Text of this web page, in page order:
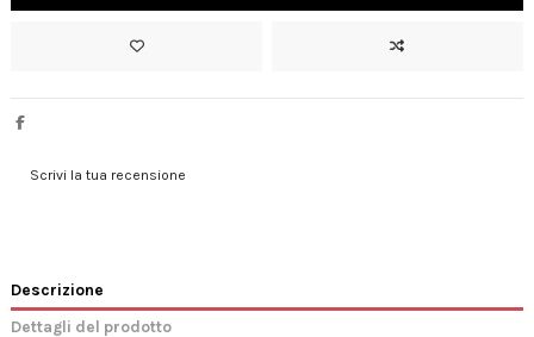
Scrivi la tua recensione
Descrizione
Dettagli del prodotto